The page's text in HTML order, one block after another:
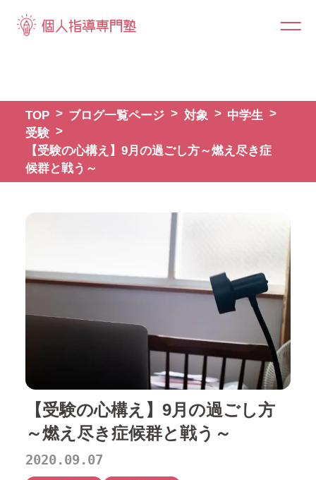
TOP ブログ一覧ページ 対象
中学生
受験
【受験の心構え】9月の過ごし方～燃え尽き症
候群と戦う～
【受験の心構え】9月の過ごし方
～燃え尽き症候群と戦う～
2020.09.07